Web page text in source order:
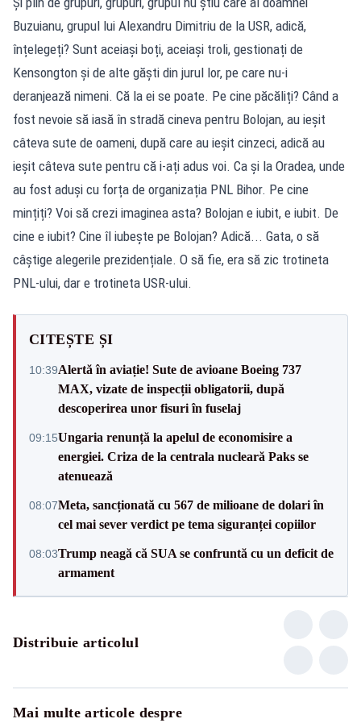
Buzuianu, grupul lui Alexandru Dimitriu de la USR, adică,
înțelegeți? Sunt aceiași boți, aceiași troli, gestionați de
Kensongton și de alte găști din jurul lor, pe care nu-i
deranjează nimeni. Că la ei se poate. Pe cine păcăliți? Când a
fost nevoie să iasă în stradă cineva pentru Bolojan, au ieșit
câteva sute de oameni, după care au ieșit cinzeci, adică au
ieșit câteva sute pentru că i-ați adus voi. Ca și la Oradea, unde
au fost aduși cu forța de organizația PNL Bihor. Pe cine
mințiți? Voi să crezi imaginea asta? Bolojan e iubit, e iubit. De
cine e iubit? Cine îl iubește pe Bolojan? Adică... Gata, o să
câștige alegerile prezidențiale. O să fie, era să zic trotineta
PNL-ului, dar e trotineta USR-ului.
CITEȘTE ȘI
10:39Alertă în aviație! Sute de avioane Boeing 737
MAX, vizate de inspecții obligatorii, după
descoperirea unor fisuri în fuselaj
09:15Ungaria renunță la apelul de economisire a
energiei. Criza de la centrala nucleară Paks se
atenuează
08:07Meta, sancționată cu 567 de milioane de dolari în
cel mai sever verdict pe tema siguranței copiilor
08:03Trump neagă că SUA se confruntă cu un deficit de
armament
Distribuie articolul
Mai multe articole despre